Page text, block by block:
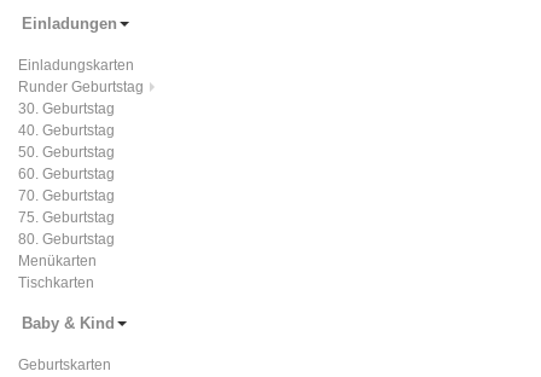
Einladungen
Einladungskarten
Runder Geburtstag
30. Geburtstag
40. Geburtstag
50. Geburtstag
60. Geburtstag
70. Geburtstag
75. Geburtstag
80. Geburtstag
Menükarten
Tischkarten
Baby & Kind
Geburtskarten